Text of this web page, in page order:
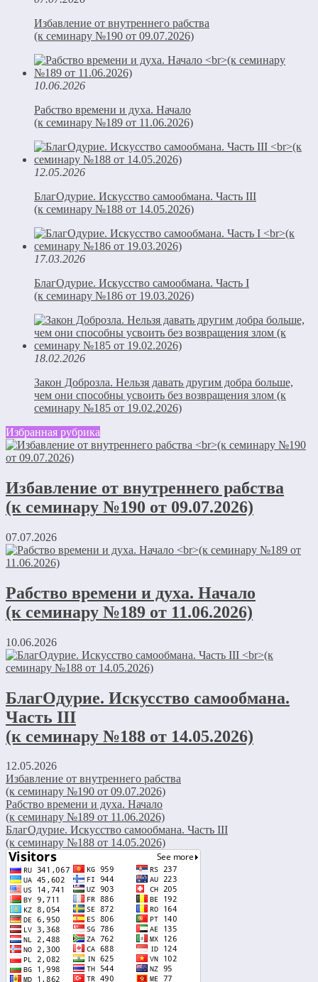
Избавление от внутреннего рабства
(к семинару №190 от 09.07.2026)
10.06.2026
Рабство времени и духа. Начало
(к семинару №189 от 11.06.2026)
12.05.2026
БлагОдурие. Искусство самообмана. Часть III
(к семинару №188 от 14.05.2026)
17.03.2026
БлагОдурие. Искусство самообмана. Часть I
(к семинару №186 от 19.03.2026)
18.02.2026
Закон Доброзла. Нельзя давать другим добра больше,
чем они способны усвоить без возвращения злом (к
семинару №185 от 19.02.2026)
Избранная рубрика
Избавление от внутреннего рабства
(к семинару №190 от 09.07.2026)
07.07.2026
Рабство времени и духа. Начало
(к семинару №189 от 11.06.2026)
10.06.2026
БлагОдурие. Искусство самообмана.
Часть III
(к семинару №188 от 14.05.2026)
12.05.2026
Избавление от внутреннего рабства
(к семинару №190 от 09.07.2026)
Рабство времени и духа. Начало
(к семинару №189 от 11.06.2026)
БлагОдурие. Искусство самообмана. Часть III
(к семинару №188 от 14.05.2026)